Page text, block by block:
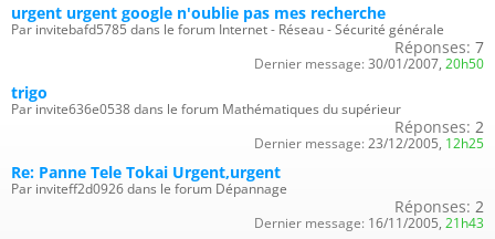
urgent urgent google n'oublie pas mes recherche
Par invitebafd5785 dans le forum Internet - Réseau - Sécurité générale
Réponses: 7
Dernier message: 30/01/2007, 20h50
trigo
Par invite636e0538 dans le forum Mathématiques du supérieur
Réponses: 2
Dernier message: 23/12/2005, 12h25
Re: Panne Tele Tokai Urgent,urgent
Par inviteff2d0926 dans le forum Dépannage
Réponses: 2
Dernier message: 16/11/2005, 21h43